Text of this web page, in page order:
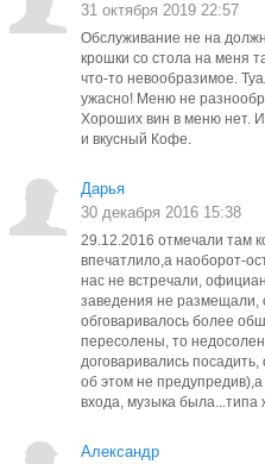
31 октября 2019 22:57
Обслуживание не на
крошки со стола на меня
что-то невообразимое.
ужасно! Меню не
Хороших вин в меню нет.
и вкусный Кофе.
Дарья
30 декабря 2016 15:38
29.12.2016 отмечали там
впечатлило,а наоборот-
нас не встречали,
заведения не размещали,
обговаривалось более
пересолены, то
договаривались
об этом не
входа, музыка была...типа
Александр